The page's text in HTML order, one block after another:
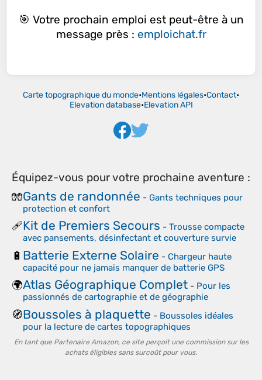
🎯 Votre prochain emploi est peut-être à un
message près : emploichat.fr
Carte topographique du monde•Mentions légales•Contact•
Elevation database•Elevation API
Équipez-vous pour votre prochaine aventure :
🧤Gants de randonnée - Gants techniques pour
protection et confort
🩹Kit de Premiers Secours - Trousse compacte
avec pansements, désinfectant et couverture survie
🔋 Batterie Externe Solaire - Chargeur haute
capacité pour ne jamais manquer de batterie GPS
🌍Atlas Géographique Complet - Pour les
passionnés de cartographie et de géographie
🧭Boussoles à plaquette - Boussoles idéales
pour la lecture de cartes topographiques
En tant que Partenaire Amazon, ce site perçoit une commission sur les
achats éligibles sans surcoût pour vous.